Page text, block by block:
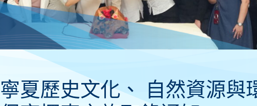
寧夏歷史文化、 自然資源與